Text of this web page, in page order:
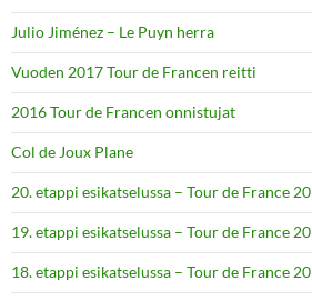
Julio Jiménez – Le Puyn herra
Vuoden 2017 Tour de Francen reitti
2016 Tour de Francen onnistujat
Col de Joux Plane
20. etappi esikatselussa – Tour de France
19. etappi esikatselussa – Tour de France
18. etappi esikatselussa – Tour de France